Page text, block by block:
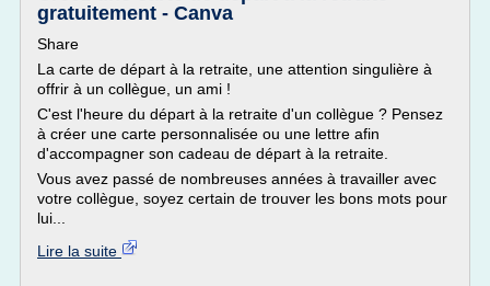
gratuitement - Canva
Share
La carte de départ à la retraite, une attention singulière à
offrir à un collègue, un ami !
C'est l'heure du départ à la retraite d'un collègue ? Pensez
à créer une carte personnalisée ou une lettre afin
d'accompagner son cadeau de départ à la retraite.
Vous avez passé de nombreuses années à travailler avec
votre collègue, soyez certain de trouver les bons mots pour
lui...
Lire la suite